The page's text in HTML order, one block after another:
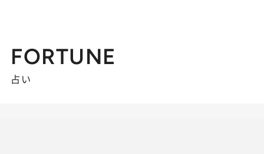
FORTUNE
占い